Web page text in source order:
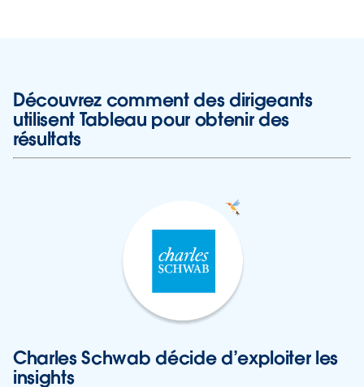
Découvrez comment des dirigeants
utilisent Tableau pour obtenir des
résultats
Charles Schwab décide d’exploiter les
insights